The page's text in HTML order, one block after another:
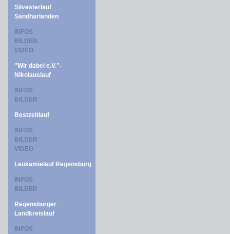
Silvesterlauf
Sandharlanden
INFOS
BILDER
VIDEO
"Wir dabei e.V."-
Nikolauslauf
INFOS
BILDER
Bestzeitlauf
INFOS
BILDER
VIDEO
Leukämielauf Regensburg
INFOS
BILDER
Regensburger
Landkreislauf
INFOS